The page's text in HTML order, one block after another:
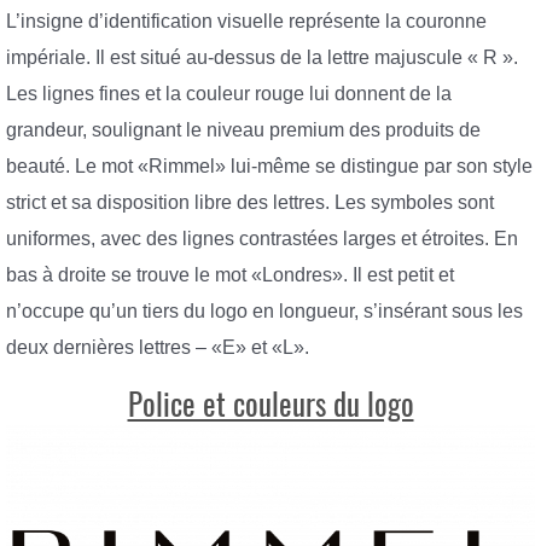
L’insigne d’identification visuelle représente la couronne
impériale. Il est situé au-dessus de la lettre majuscule « R ».
Les lignes fines et la couleur rouge lui donnent de la
grandeur, soulignant le niveau premium des produits de
beauté. Le mot «Rimmel» lui-même se distingue par son style
strict et sa disposition libre des lettres. Les symboles sont
uniformes, avec des lignes contrastées larges et étroites. En
bas à droite se trouve le mot «Londres». Il est petit et
n’occupe qu’un tiers du logo en longueur, s’insérant sous les
deux dernières lettres – «E» et «L».
Police et couleurs du logo